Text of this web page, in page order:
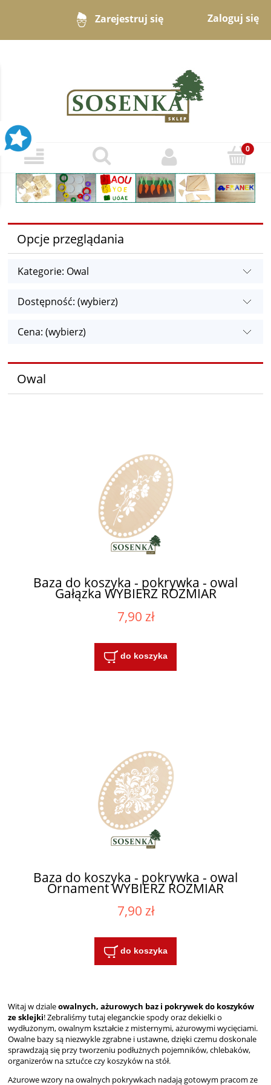
Zarejestruj się Zaloguj się
Opcje przeglądania
Kategorie: Owal
Dostępność: (wybierz)
Cena: (wybierz)
Owal
Baza do koszyka - pokrywka - owal
Gałązka WYBIERZ ROZMIAR
7,90 zł
do koszyka
Baza do koszyka - pokrywka - owal
Ornament WYBIERZ ROZMIAR
7,90 zł
do koszyka
Witaj w dzialeowalnych, ażurowych baz i pokrywek do koszyków
ze sklejki! Zebraliśmy tutaj eleganckie spody oraz dekielki o
wydłużonym, owalnym kształcie z misternymi, ażurowymi wycięciami.
Owalne bazy są niezwykle zgrabne i ustawne, dzięki czemu doskonale
sprawdzają się przy tworzeniu podłużnych pojemników, chlebaków,
organizerów na sztućce czy koszyków na stół.
Ażurowe wzory na owalnych pokrywkach nadają gotowym pracom ze